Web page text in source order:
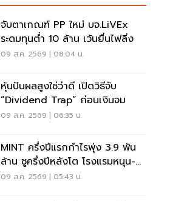
จับตาเกณฑ์ PP ใหม่ บจ.LiVEx
ระดมทุนต่ำ 10 ล้าน เว้นยื่นไฟลิ่ง
09 ส.ค. 2569 | 08:04 น.
หุ้นปันผลสูงใช่ว่าดี เปิดวิธีจับ
“Dividend Trap” ก่อนเงินจม
09 ส.ค. 2569 | 06:35 น.
MINT ครึ่งปีแรกกำไรพุ่ง 3.9 พัน
ล้าน ชูครึ่งปีหลังโต โรงแรมหนุน-
ลุยลดภาระหนี้
09 ส.ค. 2569 | 05:43 น.